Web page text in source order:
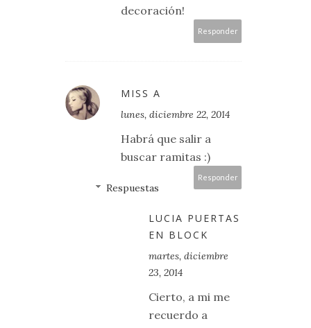
decoración!
Responder
MISS A
lunes, diciembre 22, 2014
Habrá que salir a
buscar ramitas :)
Responder
Respuestas
LUCIA PUERTAS
EN BLOCK
martes, diciembre
23, 2014
Cierto, a mi me
recuerdo a